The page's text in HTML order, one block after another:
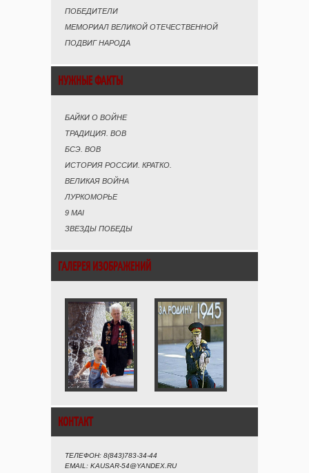
ПОБЕДИТЕЛИ
МЕМОРИАЛ ВЕЛИКОЙ ОТЕЧЕСТВЕННОЙ
ПОДВИГ НАРОДА
НУЖНЫЕ ФАКТЫ
БАЙКИ О ВОЙНЕ
ТРАДИЦИЯ. ВОВ
БСЭ. ВОВ
ИСТОРИЯ РОССИИ. КРАТКО.
ВЕЛИКАЯ ВОЙНА
ЛУРКОМОРЬЕ
9 MAI
ЗВЕЗДЫ ПОБЕДЫ
ГАЛЕРЕЯ ИЗОБРАЖЕНИЙ
КОНТАКТ
ТЕЛЕФОН: 8(843)783-34-44
EMAIL: KAUSAR-54@YANDEX.RU